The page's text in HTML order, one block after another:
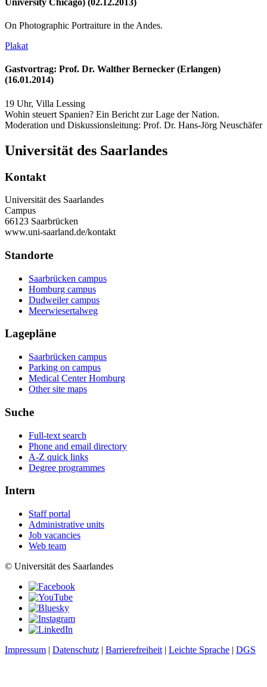
University Chicago) (02.12.2013)
On Photographic Portraiture in the Andes.
Plakat
Gastvortrag: Prof. Dr. Walther Bernecker (Erlangen)
(16.01.2014)
19 Uhr, Villa Lessing
Wohin steuert Spanien? Ein Bericht zur Lage der Nation.
Moderation und Diskussionsleitung: Prof. Dr. Hans-Jörg Neuschäfer
Universität des Saarlandes
Kontakt
Universität des Saarlandes
Campus
66123 Saarbrücken
www.uni-saarland.de/kontakt
Standorte
Saarbrücken campus
Homburg campus
Dudweiler campus
Meerwiesertalweg
Lagepläne
Saarbrücken campus
Parking on campus
Medical Center Homburg
Other site maps
Suche
Full-text search
Phone and email directory
A-Z quick links
Degree programmes
Intern
Staff portal
Administrative units
Job vacancies
Web team
© Universität des Saarlandes
Impressum | Datenschutz | Barrierefreiheit | Leichte Sprache | DGS